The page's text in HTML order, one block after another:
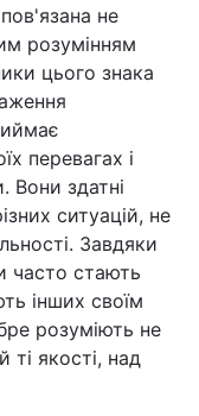
не
розумінням
цього знака
перевагах і
Вони здатні
ситуацій, не
Завдяки
часто стають
інших своїм
розуміють не
ті якості, над